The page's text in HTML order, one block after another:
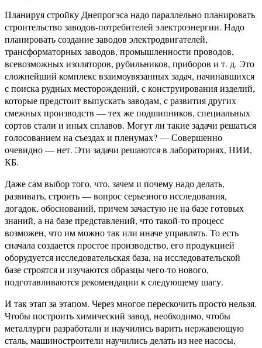
Планируя стройку Днепрогэса надо параллельно планировать
строительство заводов-потребителей электроэнергии. Надо
планировать создание заводов электродвигателей,
трансформаторных заводов, промышленности проводов,
всевозможных изоляторов, рубильников, приборов и т. д. Это
сложнейший комплекс взаимоувязанных задач, начинавшихся
с поиска рудных месторождений, с конструирования изделий,
которые предстоит выпускать заводам, с развития других
смежных производств — тех же подшипников, специальных
сортов стали и иных сплавов. Могут ли такие задачи решаться
голосованием на съездах и пленумах? — Совершенно
очевидно — нет. Эти задачи решаются в лабораториях, НИИ,
КБ.
Даже сам выбор того, что, зачем и почему надо делать,
развивать, строить — вопрос серьезного исследования,
догадок, обоснований, причем зачастую не на базе готовых
знаний, а на базе представлений, что такой-то процесс
возможен, что им можно так или иначе управлять. То есть
сначала создается простое производство, его продукцией
оборудуется исследовательская база, на исследовательской
базе строятся и изучаются образцы чего-то нового,
подготавливаются рекомендации к следующему шагу.
И так этап за этапом. Через многое перескочить просто нельзя.
Чтобы построить химический завод, необходимо, чтобы
металлурги разработали и научились варить нержавеющую
сталь, машиностроители научились делать из нее насосы,